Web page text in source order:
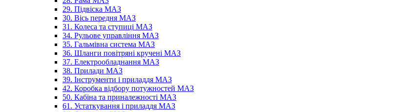
29. Підвіска МАЗ
30. Вісь передня МАЗ
31. Колеса та ступиці МАЗ
34. Рульове управління МАЗ
35. Гальмівна система МАЗ
36. Шланги повітряні кручені МАЗ
37. Електрообладнання МАЗ
38. Прилади МАЗ
39. Інструменти і приладдя МАЗ
42. Коробка відбору потужностей МАЗ
50. Кабіна та приналежності МАЗ
61. Устаткування і приладдя МАЗ